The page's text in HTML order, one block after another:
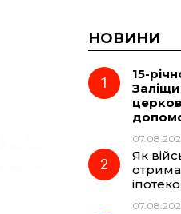
НОВИНИ
15-
Як